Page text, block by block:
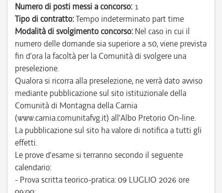
Numero di posti messi a concorso: 1
Tipo di contratto:Tempo indeterminato part time
Modalità di svolgimento concorso: Nel caso in cui il
numero delle domande sia superiore a 50, viene prevista
fin d’ora la facoltà per la Comunità di svolgere una
preselezione.
Qualora si ricorra alla preselezione, ne verrà dato avviso
mediante pubblicazione sul sito istituzionale della
Comunità di Montagna della Carnia
(www.carnia.comunitafvg.it) all’Albo Pretorio On-line.
La pubblicazione sul sito ha valore di notifica a tutti gli
effetti.
Le prove d’esame si terranno secondo il seguente
calendario:
- Prova scritta teorico-pratica: 09 LUGLIO 2026 ore